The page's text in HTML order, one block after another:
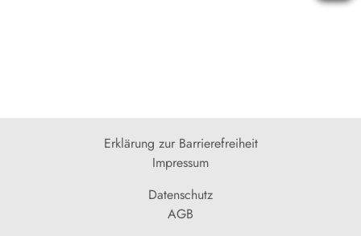
Erklärung zur Barrierefreiheit
Impressum
Datenschutz
AGB